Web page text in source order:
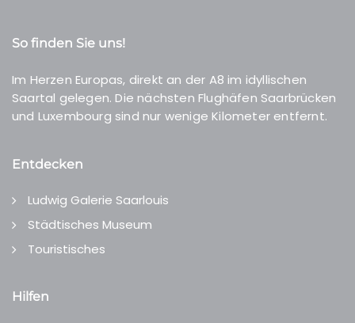
So finden Sie uns!
Im Herzen Europas, direkt an der A8 im idyllischen
Saartal gelegen. Die nächsten Flughäfen Saarbrücken
und Luxembourg sind nur wenige Kilometer entfernt.
Entdecken
Ludwig Galerie Saarlouis
Städtisches Museum
Touristisches
Hilfen